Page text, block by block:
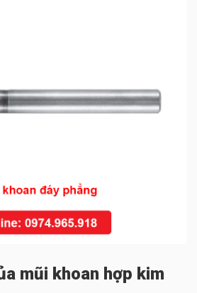
mũi khoan hợp kim